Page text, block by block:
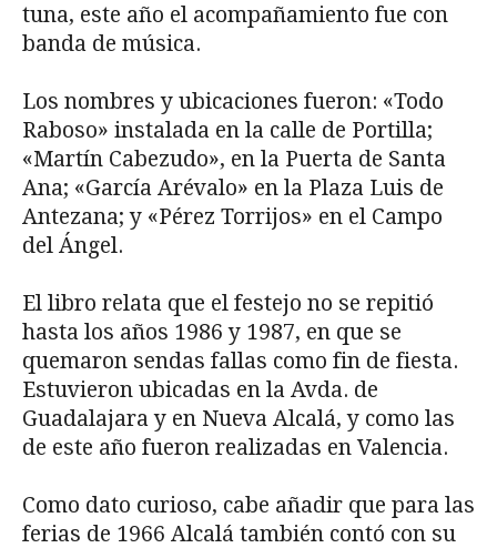
tuna, este año el acompañamiento fue con
banda de música.
Los nombres y ubicaciones fueron: «Todo
Raboso» instalada en la calle de Portilla;
«Martín Cabezudo», en la Puerta de Santa
Ana; «García Arévalo» en la Plaza Luis de
Antezana; y «Pérez Torrijos» en el Campo
del Ángel.
El libro relata que el festejo no se repitió
hasta los años 1986 y 1987, en que se
quemaron sendas fallas como fin de fiesta.
Estuvieron ubicadas en la Avda. de
Guadalajara y en Nueva Alcalá, y como las
de este año fueron realizadas en Valencia.
Como dato curioso, cabe añadir que para las
ferias de 1966 Alcalá también contó con su